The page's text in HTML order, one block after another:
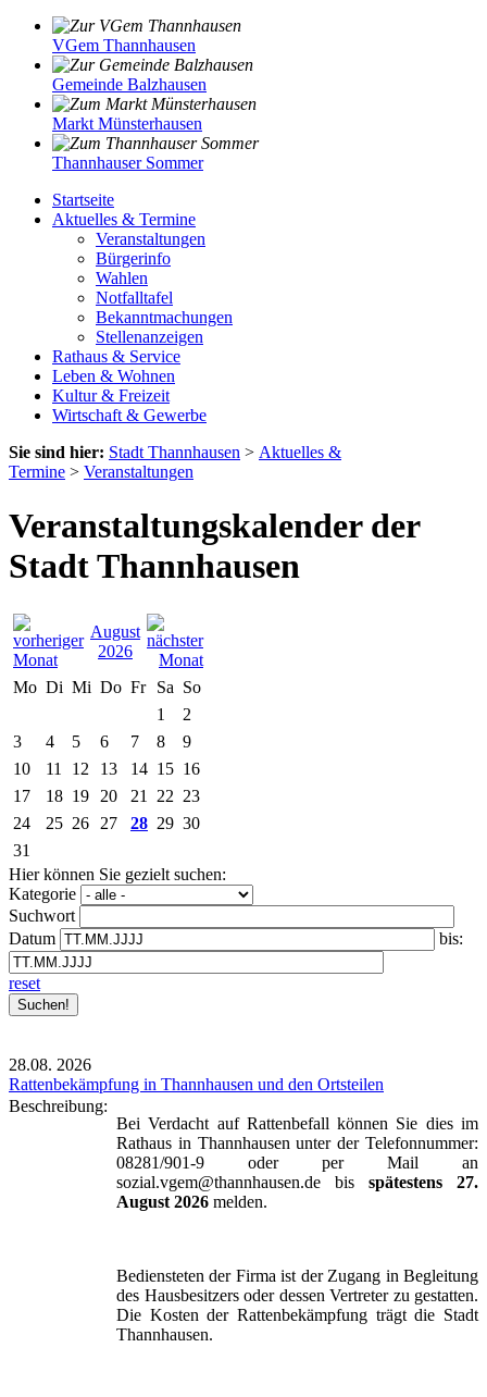
VGem Thannhausen
Gemeinde Balzhausen
Markt Münsterhausen
Thannhauser Sommer
Startseite
Aktuelles & Termine
Veranstaltungen
Bürgerinfo
Wahlen
Notfalltafel
Bekanntmachungen
Stellenanzeigen
Rathaus & Service
Leben & Wohnen
Kultur & Freizeit
Wirtschaft & Gewerbe
Sie sind hier: Stadt Thannhausen > Aktuelles &
Termine > Veranstaltungen
Veranstaltungskalender der
Stadt Thannhausen
August
2026
Mo Di Mi Do Fr Sa So
1
2
3
4 5 6 7 8
9
10
11 12 13 14 15 16
17
18 19 20 21 22 23
24
25 26 27 28 29 30
31
Hier können Sie gezielt suchen:
Kategorie
Suchwort
Datum
bis:
reset
28.08. 2026
Rattenbekämpfung in Thannhausen und den Ortsteilen
Beschreibung:
Bei Verdacht auf Rattenbefall können Sie dies im
Rathaus in Thannhausen unter der Telefonnummer:
08281/901-9 oder per Mail an
sozial.vgem@thannhausen.de bis spätestens 27.
August 2026 melden.
Bediensteten der Firma ist der Zugang in Begleitung
des Hausbesitzers oder dessen Vertreter zu gestatten.
Die Kosten der Rattenbekämpfung trägt die Stadt
Thannhausen.